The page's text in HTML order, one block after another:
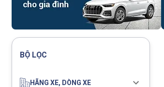
BỘ LỌC
HÃNG XE, DÒNG XE